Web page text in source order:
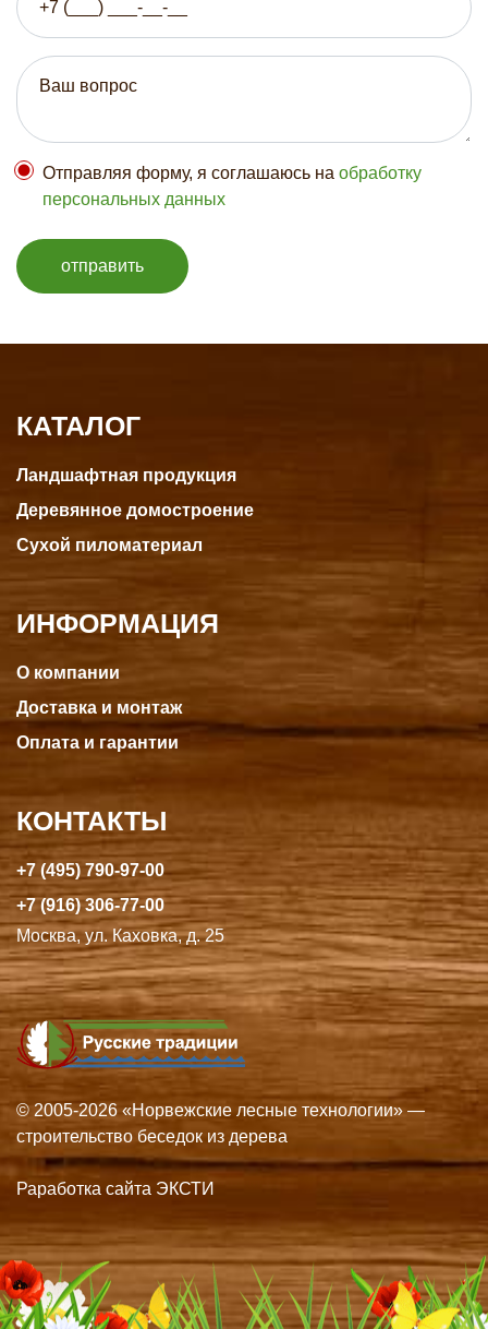
Отправляя форму, я соглашаюсь на обработку
персональных данных
отправить
КАТАЛОГ
Ландшафтная продукция
Деревянное домостроение
Сухой пиломатериал
ИНФОРМАЦИЯ
О компании
Доставка и монтаж
Оплата и гарантии
КОНТАКТЫ
+7 (495) 790-97-00
+7 (916) 306-77-00
Москва, ул. Каховка, д. 25
© 2005-2026 «Норвежские лесные технологии» —
строительство беседок из дерева
Раработка сайта ЭКСТИ